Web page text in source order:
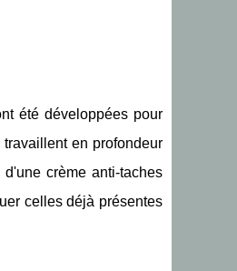
été développées pour
en profondeur
crème anti-taches
celles déjà présentes